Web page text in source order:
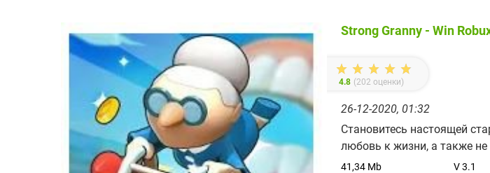
Strong Granny - Win
4.8 (202 оценки)
26-12-2020, 01:32
Становитесь настоящей
любовь к жизни, а также
41,34 Mb V 3.1